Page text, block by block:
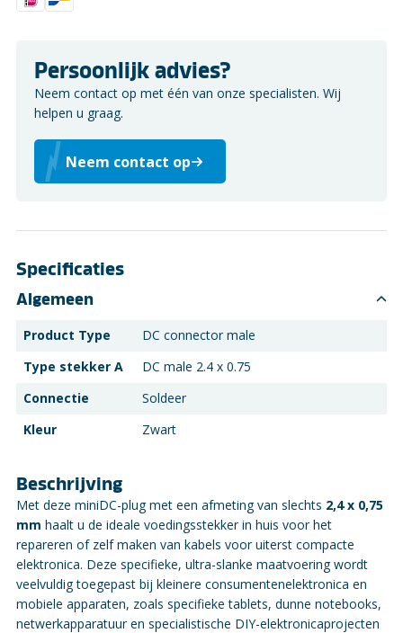
Persoonlijk advies?
Neem contact op met één van onze specialisten. Wij
helpen u graag.
Neem contact op
Specificaties
Algemeen
Product Type
DC connector male
Type stekker A
DC male 2.4 x 0.75
Connectie
Soldeer
Kleur
Zwart
Beschrijving
Met deze miniDC-plug met een afmeting van slechts 2,4 x 0,75
mm haalt u de ideale voedingsstekker in huis voor het
repareren of zelf maken van kabels voor uiterst compacte
elektronica. Deze specifieke, ultra-slanke maatvoering wordt
veelvuldig toegepast bij kleinere consumentenelektronica en
mobiele apparaten, zoals specifieke tablets, dunne notebooks,
netwerkapparatuur en specialistische DIY-elektronicaprojecten